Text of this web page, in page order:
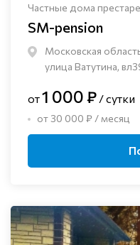
Частные дома
SM-pension
Московская
улица Ватутина,
от1 000 ₽ / сутки
от 30 000 ₽ / месяц